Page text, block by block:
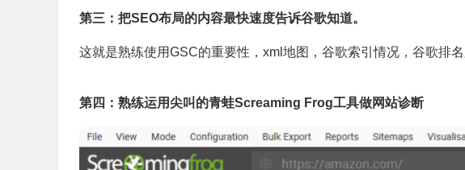
第三：把SEO布局的内容最快速度告诉谷歌知道。
这就是熟练使用GSC的重要性，xml地图，谷歌索引情况，谷歌排名
第四：熟练运用尖叫的青蛙Screaming Frog工具做网站诊断